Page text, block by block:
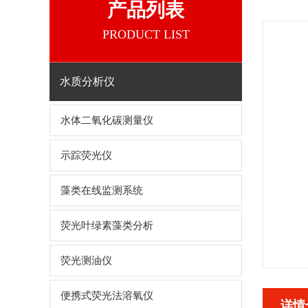
产品列表
PRODUCT LIST
水质分析仪
水体二氧化碳测量仪
示踪荧光仪
藻类在线监测系统
荧光叶绿素藻类分析
荧光测油仪
便携式荧光法溶氧仪
详